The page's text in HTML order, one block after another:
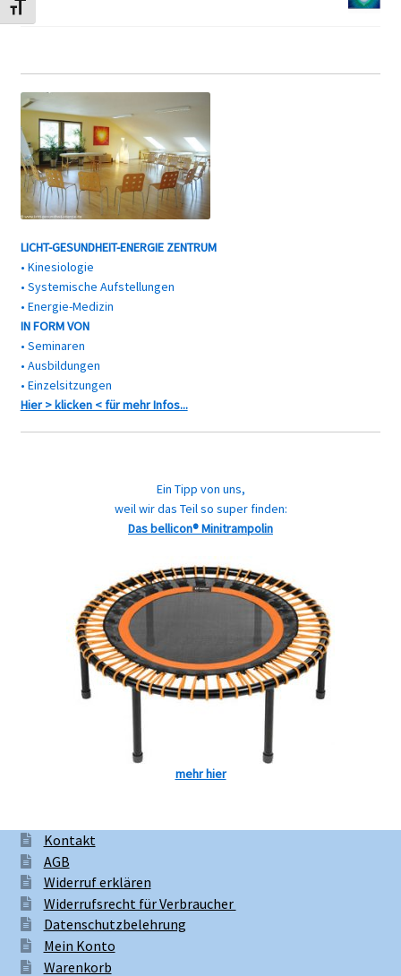
Schrift vergrößern
LICHT-GESUNDHEIT-ENERGIE ZENTRUM
• Kinesiologie
• Systemische Aufstellungen
• Energie-Medizin
IN FORM VON
• Seminaren
• Ausbildungen
• Einzelsitzungen
Hier > klicken < für mehr Infos...
Ein Tipp von uns,
weil wir das Teil so super finden:
Das bellicon® Minitrampolin
mehr hier
Kontakt
AGB
Widerruf erklären
Widerrufsrecht für Verbraucher
Datenschutzbelehrung
Mein Konto
Warenkorb